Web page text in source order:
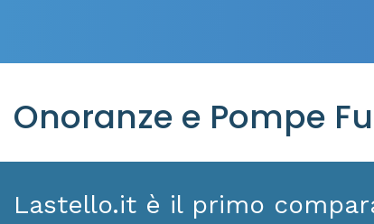
Onoranze e Pompe
Lastello.it è il primo